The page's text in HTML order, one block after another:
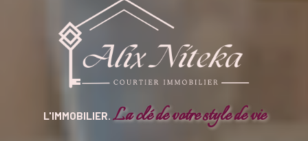
L'IMMOBILIER. La clé de votre style de vie